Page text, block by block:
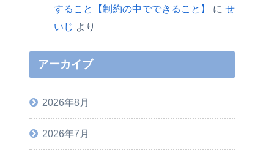
すること【制約の中でできること】
に せ
いじ より
アーカイブ
2026年8月
2026年7月